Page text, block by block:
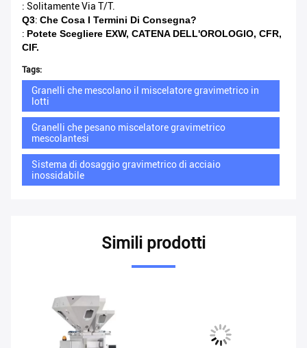
: Solitamente Via T/T.
Q3: Che Cosa I Termini Di Consegna?
: Potete Scegliere EXW, CATENA DELL'OROLOGIO, CFR,
CIF.
Tags:
Granelli che mescolano il miscelatore gravimetrico in
lotti
Granelli che pesano miscelatore gravimetrico
mescolantesi
Sistema di dosaggio gravimetrico di acciaio
inossidabile
Simili prodotti